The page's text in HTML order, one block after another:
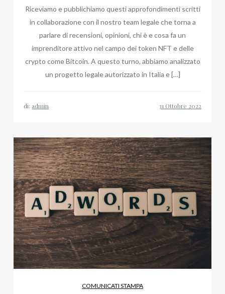
Riceviamo e pubblichiamo questi approfondimenti scritti
in collaborazione con il nostro team legale che torna a
parlare di recensioni, opinioni, chi è e cosa fa un
imprenditore attivo nel campo dei token NFT e delle
crypto come Bitcoin. A questo turno, abbiamo analizzato
un progetto legale autorizzato in Italia e […]
di: admin
COMUNICATI STAMPA